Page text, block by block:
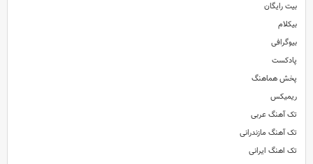
بیت رایگان
بیکلام
بیوگرافی
پادکست
پخش هماهنگ
ریمیکس
تک آهنگ عربی
تک آهنگ مازندرانی
تک اهنگ ایرانی